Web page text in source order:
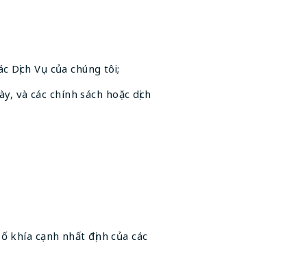
Dịch Vụ của chúng tôi;
và các chính sách hoặc dịch
khía cạnh nhất định của các